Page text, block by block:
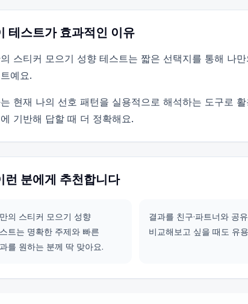
테스트가 효과적인 이유
스티커 모으기 성향 테스트는 짧은 선택지를 통해 나
예요.
현재 나의 선호 패턴을 실용적으로 해석하는 도구로
기반해 답할 때 더 정확해요.
런 분에게 추천합니다
의 스티커 모으기 성향
트는 명확한 주제와 빠른
를 원하는 분께 딱 맞아요.
결과를 친구·파트너와 공
비교해보고 싶을 때도 유